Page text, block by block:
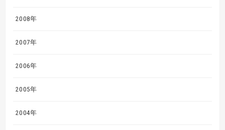
2008年
2007年
2006年
2005年
2004年